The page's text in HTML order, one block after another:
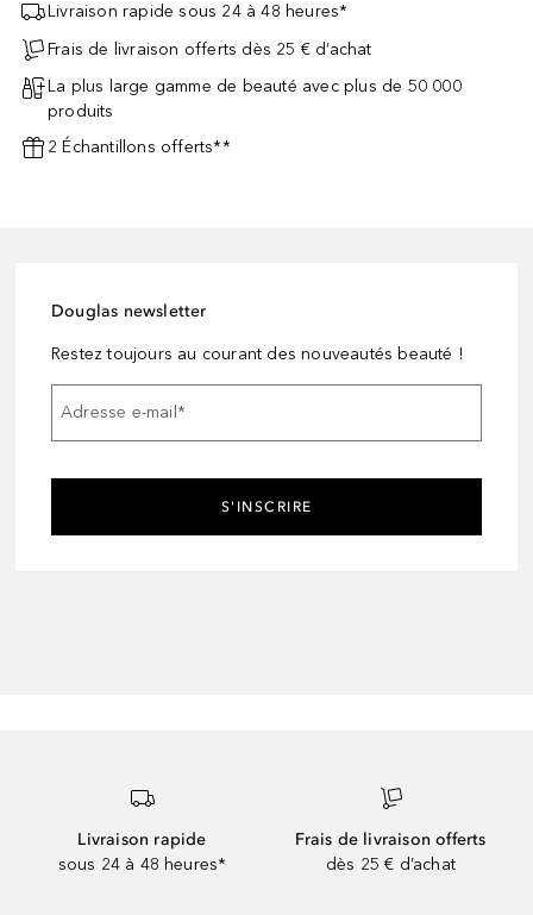
Livraison rapide sous 24 à 48 heures*
Frais de livraison offerts dès 25 € d’achat
La plus large gamme de beauté avec plus de 50 000
produits
2 Échantillons offerts**
Douglas newsletter
Restez toujours au courant des nouveautés beauté !
Adresse e-mail*
S'INSCRIRE
Livraison rapide
sous 24 à 48 heures*
Frais de livraison offerts
dès 25 € d’achat